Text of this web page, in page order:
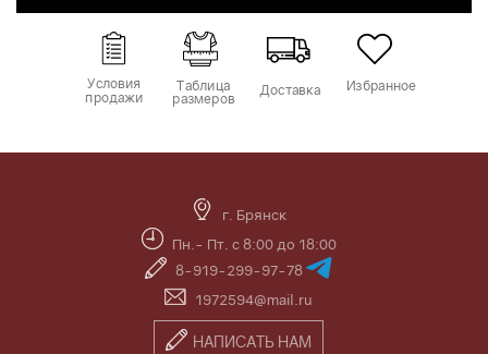
Условия
продажи
Таблица
размеров
Доставка Избранное
г. Брянск
Пн.- Пт. с 8:00 до 18:00
8-919-299-97-78
1972594@mail.ru
НАПИСАТЬ НАМ